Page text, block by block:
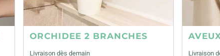
ORCHIDEE 2 BRANCHES
Livraison dès demain Livraison